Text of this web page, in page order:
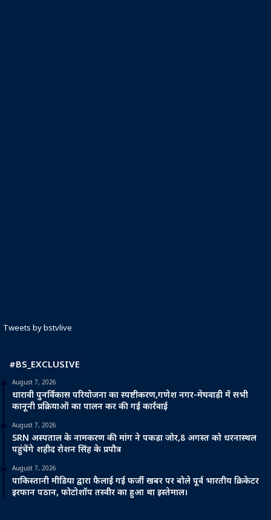
Tweets by bstvlive
#BS_EXCLUSIVE
August 7, 2026
धारावी पुनर्विकास परियोजना का स्पष्टीकरण,गणेश नगर-मेघवाड़ी में सभी
कानूनी प्रक्रियाओं का पालन कर की गई कार्रवाई
August 7, 2026
SRN अस्पताल के नामकरण की मांग ने पकड़ा जोर,8 अगस्त को धरनास्थल
पहुंचेंगे शहीद रोशन सिंह के प्रपौत्र
August 7, 2026
पाकिस्तानी मीडिया द्वारा फैलाई गई फर्जी खबर पर बोले पूर्व भारतीय क्रिकेटर
इरफान पठान, फोटोशॉप तस्वीर का हुआ था इस्तेमाल।